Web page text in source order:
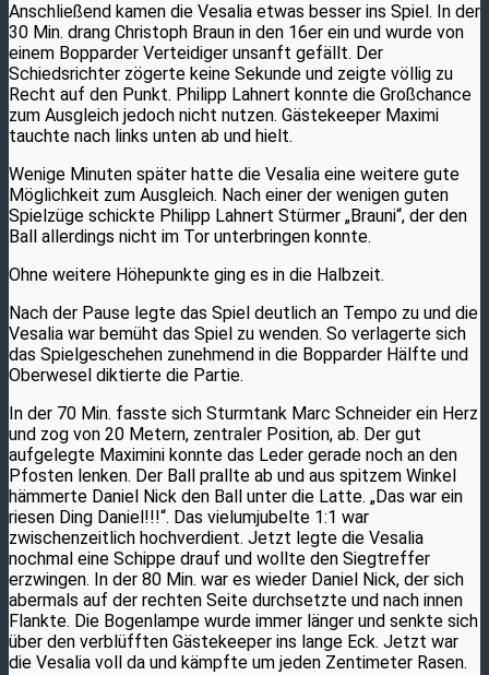
Anschließend kamen die Vesalia etwas besser ins Spiel. In der
30 Min. drang Christoph Braun in den 16er ein und wurde von
einem Bopparder Verteidiger unsanft gefällt. Der
Schiedsrichter zögerte keine Sekunde und zeigte völlig zu
Recht auf den Punkt. Philipp Lahnert konnte die Großchance
zum Ausgleich jedoch nicht nutzen. Gästekeeper Maximi
tauchte nach links unten ab und hielt.
Wenige Minuten später hatte die Vesalia eine weitere gute
Möglichkeit zum Ausgleich. Nach einer der wenigen guten
Spielzüge schickte Philipp Lahnert Stürmer „Brauni“, der den
Ball allerdings nicht im Tor unterbringen konnte.
Ohne weitere Höhepunkte ging es in die Halbzeit.
Nach der Pause legte das Spiel deutlich an Tempo zu und die
Vesalia war bemüht das Spiel zu wenden. So verlagerte sich
das Spielgeschehen zunehmend in die Bopparder Hälfte und
Oberwesel diktierte die Partie.
In der 70 Min. fasste sich Sturmtank Marc Schneider ein Herz
und zog von 20 Metern, zentraler Position, ab. Der gut
aufgelegte Maximini konnte das Leder gerade noch an den
Pfosten lenken. Der Ball prallte ab und aus spitzem Winkel
hämmerte Daniel Nick den Ball unter die Latte. „Das war ein
riesen Ding Daniel!!!“. Das vielumjubelte 1:1 war
zwischenzeitlich hochverdient. Jetzt legte die Vesalia
nochmal eine Schippe drauf und wollte den Siegtreffer
erzwingen. In der 80 Min. war es wieder Daniel Nick, der sich
abermals auf der rechten Seite durchsetzte und nach innen
Flankte. Die Bogenlampe wurde immer länger und senkte sich
über den verblüfften Gästekeeper ins lange Eck. Jetzt war
die Vesalia voll da und kämpfte um jeden Zentimeter Rasen.